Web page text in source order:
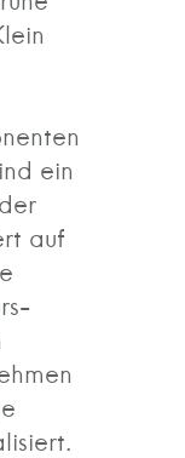
ein
auf